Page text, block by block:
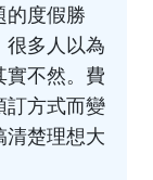
的度假勝
很多人以為
實不然。費
訂方式而變
清楚理想大